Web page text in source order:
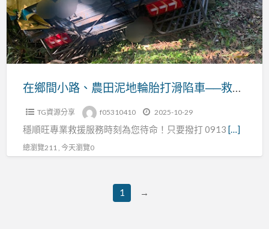
24H
沙
灘
拖
農
田
泥
地
在鄉間小路、農田泥地輪胎打滑陷車──救援業者的自救脫困指南
TG資源分享 f05310410 2025-10-29
穩順旺專業救援服務時刻為您待命！只要撥打 0913 […]
總瀏覽211 , 今天瀏覽0
1 →